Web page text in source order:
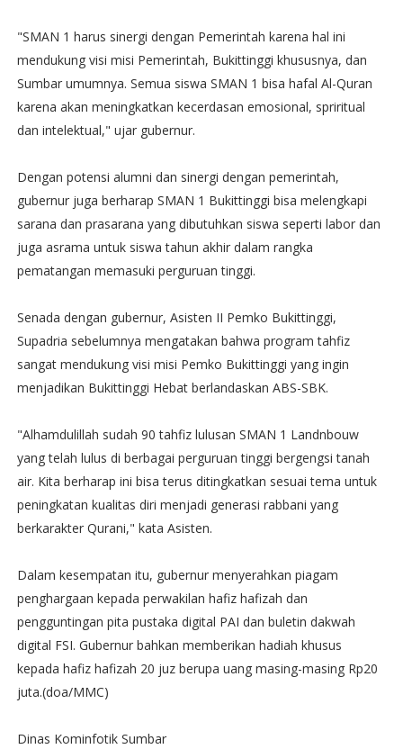
"SMAN 1 harus sinergi dengan Pemerintah karena hal ini
mendukung visi misi Pemerintah, Bukittinggi khususnya, dan
Sumbar umumnya. Semua siswa SMAN 1 bisa hafal Al-Quran
karena akan meningkatkan kecerdasan emosional, spriritual
dan intelektual," ujar gubernur.
Dengan potensi alumni dan sinergi dengan pemerintah,
gubernur juga berharap SMAN 1 Bukittinggi bisa melengkapi
sarana dan prasarana yang dibutuhkan siswa seperti labor dan
juga asrama untuk siswa tahun akhir dalam rangka
pematangan memasuki perguruan tinggi.
Senada dengan gubernur, Asisten II Pemko Bukittinggi,
Supadria sebelumnya mengatakan bahwa program tahfiz
sangat mendukung visi misi Pemko Bukittinggi yang ingin
menjadikan Bukittinggi Hebat berlandaskan ABS-SBK.
"Alhamdulillah sudah 90 tahfiz lulusan SMAN 1 Landnbouw
yang telah lulus di berbagai perguruan tinggi bergengsi tanah
air. Kita berharap ini bisa terus ditingkatkan sesuai tema untuk
peningkatan kualitas diri menjadi generasi rabbani yang
berkarakter Qurani," kata Asisten.
Dalam kesempatan itu, gubernur menyerahkan piagam
penghargaan kepada perwakilan hafiz hafizah dan
pengguntingan pita pustaka digital PAI dan buletin dakwah
digital FSI. Gubernur bahkan memberikan hadiah khusus
kepada hafiz hafizah 20 juz berupa uang masing-masing Rp20
juta.(doa/MMC)
Dinas Kominfotik Sumbar